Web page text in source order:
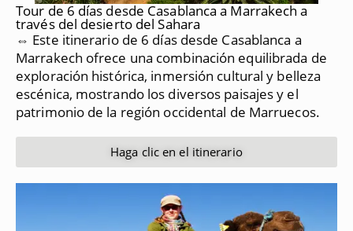
Tour de 6 días desde Casablanca a Marrakech a
través del desierto del Sahara
⇔ Este itinerario de 6 días desde Casablanca a
Marrakech ofrece una combinación equilibrada de
exploración histórica, inmersión cultural y belleza
escénica, mostrando los diversos paisajes y el
patrimonio de la región occidental de Marruecos.
Haga clic en el itinerario